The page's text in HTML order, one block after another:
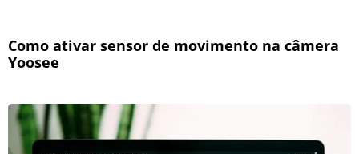
Como ativar sensor de movimento na câmera
Yoosee